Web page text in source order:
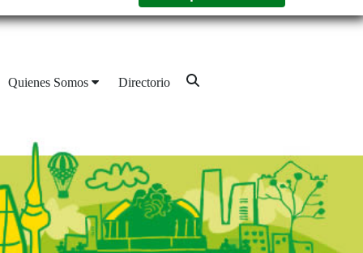
Quienes Somos Directorio